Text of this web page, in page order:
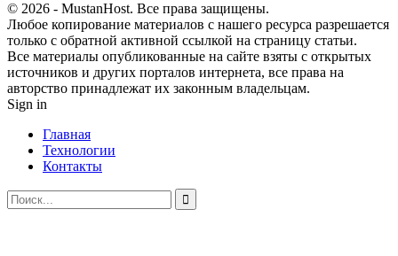
© 2026 - MustanHost. Все права защищены.
Любое копирование материалов с нашего ресурса разрешается
только с обратной активной ссылкой на страницу статьи.
Все материалы опубликованные на сайте взяты с открытых
источников и других порталов интернета, все права на
авторство принадлежат их законным владельцам.
Sign in
Главная
Технологии
Контакты